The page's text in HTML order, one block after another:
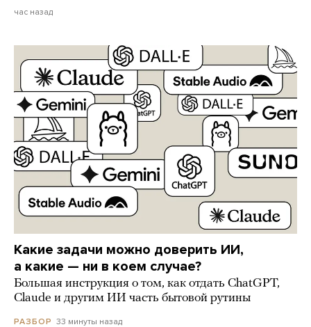
час назад
Какие задачи можно доверить ИИ,
а какие — ни в коем случае?
Большая инструкция о том, как отдать ChatGPT,
Claude и другим ИИ часть бытовой рутины
РАЗБОР 33 минуты назад